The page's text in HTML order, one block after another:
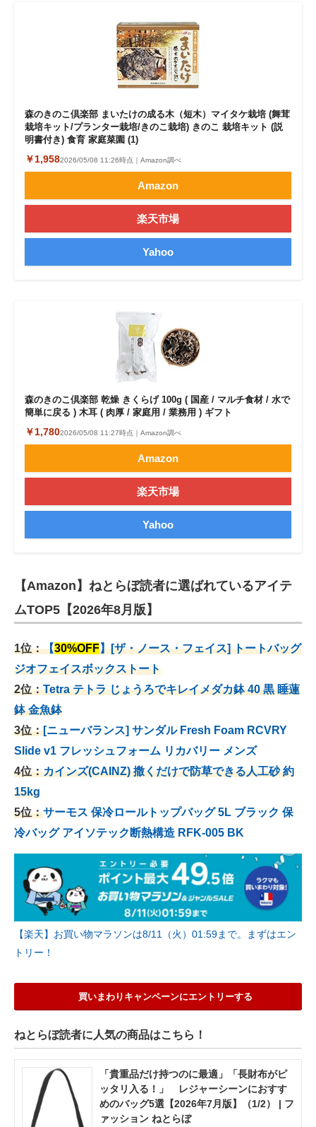
森のきのこ倶楽部 まいたけの成る木（短木）マイタケ栽培 (舞茸
栽培キット/プランター栽培/きのこ栽培) きのこ 栽培キット (説
明書付き) 食育 家庭菜園 (1)
￥1,9582026/05/08 11:26時点｜Amazon調べ
Amazon
楽天市場
Yahoo
森のきのこ倶楽部 乾燥 きくらげ 100g ( 国産 / マルチ食材 / 水で
簡単に戻る ) 木耳 ( 肉厚 / 家庭用 / 業務用 ) ギフト
￥1,7802026/05/08 11:27時点｜Amazon調べ
Amazon
楽天市場
Yahoo
【Amazon】ねとらぼ読者に選ばれているアイテ
ムTOP5【2026年8月版】
1位：【30%OFF】[ザ・ノース・フェイス] トートバッグ
ジオフェイスボックストート
2位：Tetra テトラ じょうろでキレイメダカ鉢 40 黒 睡蓮
鉢 金魚鉢
3位：[ニューバランス] サンダル Fresh Foam RCVRY
Slide v1 フレッシュフォーム リカバリー メンズ
4位：カインズ(CAINZ) 撒くだけで防草できる人工砂 約
15kg
5位：サーモス 保冷ロールトップバッグ 5L ブラック 保
冷バッグ アイソテック断熱構造 RFK-005 BK
【楽天】お買い物マラソンは8/11（火）01:59まで。まずはエン
トリー！
買いまわりキャンペーンにエントリーする
ねとらぼ読者に人気の商品はこちら！
「貴重品だけ持つのに最適」「長財布がピ
ッタリ入る！」 レジャーシーンにおすす
めのバッグ5選【2026年7月版】（1/2） | フ
ァッション ねとらぼ